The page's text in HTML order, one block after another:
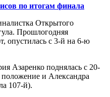
по итогам финала
Открытого
Прошлогодняя
опустилась с 3-й на 6-ю
Азаренко поднялась с 20-
и Александра
107-й).